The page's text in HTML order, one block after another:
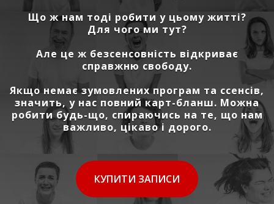
Що ж нам тоді робити у цьому житті?
Для чого ми тут?
Але це ж безсенсовність відкриває
справжню свободу.
Якщо немає зумовлених програм та ссенсів,
значить, у нас повний карт-бланш. Можна
робити будь-що, спираючись на те, що нам
важливо, цікаво і дорого.
КУПИТИ ЗАПИСИ
ВІДПОВІДЬ
НЕ